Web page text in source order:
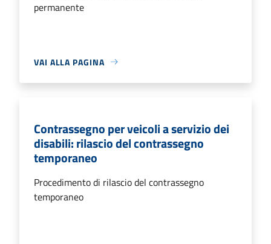
permanente
VAI ALLA PAGINA
Contrassegno per veicoli a servizio dei
disabili: rilascio del contrassegno
temporaneo
Procedimento di rilascio del contrassegno
temporaneo